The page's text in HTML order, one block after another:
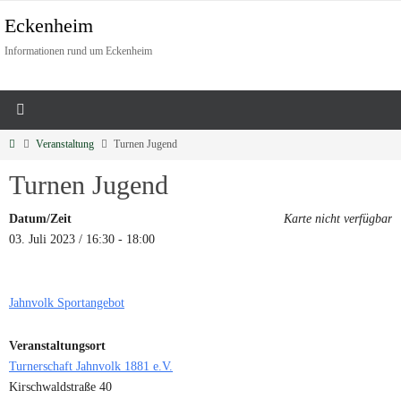
Eckenheim
Informationen rund um Eckenheim
Veranstaltung Turnen Jugend
Turnen Jugend
Karte nicht verfügbar
Datum/Zeit
03. Juli 2023 / 16:30 - 18:00
Jahnvolk Sportangebot
Veranstaltungsort
Turnerschaft Jahnvolk 1881 e.V.
Kirschwaldstraße 40